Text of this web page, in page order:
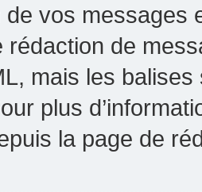
vos messages
rédaction de
mais les
plus
la page de